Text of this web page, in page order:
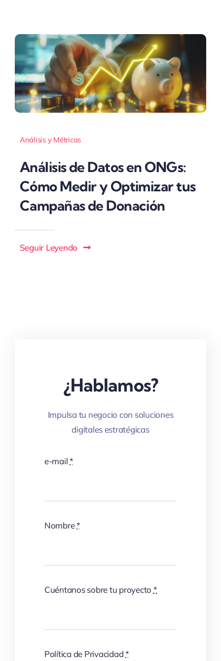
Análisis y Métricas
Análisis de Datos en ONGs:
Cómo Medir y Optimizar tus
Campañas de Donación
Seguir Leyendo
¿Hablamos?
Impulsa tu negocio con soluciones
digitales estratégicas
e-mail*
Nombre*
Cuéntanos sobre tu proyecto *
Política de Privacidad*